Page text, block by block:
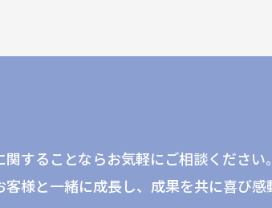
関することならお気軽にご相談ください
様と一緒に成長し、成果を共に喜び